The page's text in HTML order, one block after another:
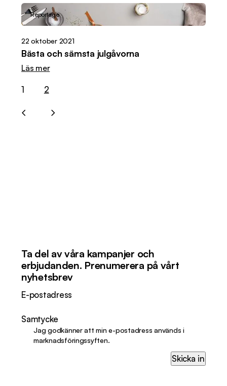
Reportage
22 oktober 2021
Bästa och sämsta julgåvorna
Läs mer
1 2
Ta del av våra kampanjer och
erbjudanden. Prenumerera på vårt
nyhetsbrev
E-postadress
Samtycke
Jag godkänner att min e-postadress används i
marknadsföringssyften.
Skicka in